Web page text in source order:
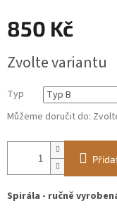
850 Kč
cena:
Zvolte variantu
Typ
Můžeme doručit do:
Spirála - ručně